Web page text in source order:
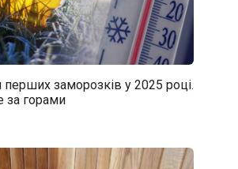
перших заморозків у 2025 році.
за горами